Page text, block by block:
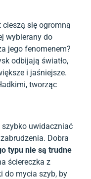
cieszą się ogromną
wybierany do
jego fenomenem?
odbijają światło,
i jaśniejsze.
tworząc
szybko uwidaczniać
Dobra
typu nie są trudne
ściereczka z
do mycia szyb, by